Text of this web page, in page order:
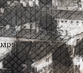
мрежама: